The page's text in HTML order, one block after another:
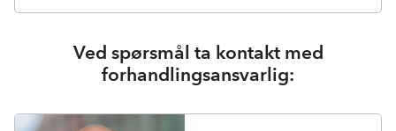
Ved spørsmål ta kontakt med
forhandlingsansvarlig: